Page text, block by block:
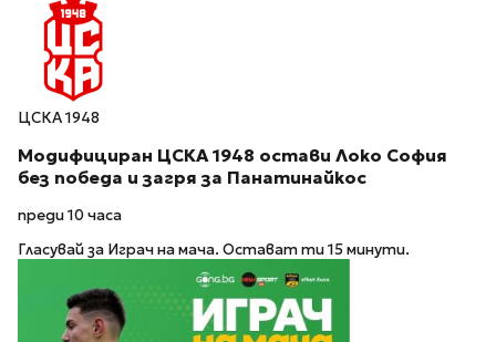
ЦСКА 1948
Модифициран ЦСКА 1948 остави Локо София
без победа и загря за Панатинайкос
преди 10 часа
Гласувай за Играч на мача. Остават ти 15 минути.